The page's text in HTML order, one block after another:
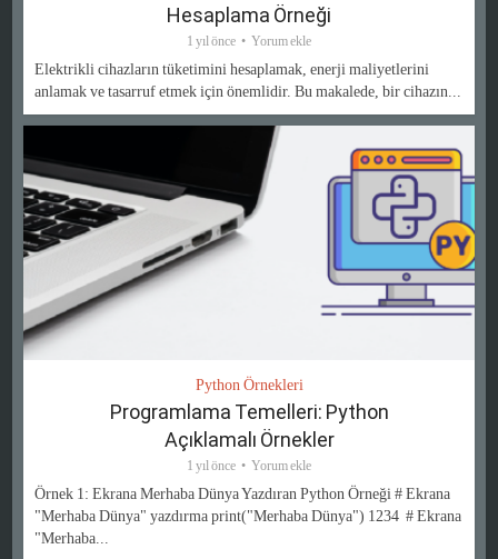
Hesaplama Örneği
1 yıl önce Yorum ekle
Elektrikli cihazların tüketimini hesaplamak, enerji maliyetlerini
anlamak ve tasarruf etmek için önemlidir. Bu makalede, bir cihazın...
Python Örnekleri
Programlama Temelleri: Python
Açıklamalı Örnekler
1 yıl önce Yorum ekle
Örnek 1: Ekrana Merhaba Dünya Yazdıran Python Örneği # Ekrana
"Merhaba Dünya" yazdırma print("Merhaba Dünya") 1234 # Ekrana
"Merhaba...